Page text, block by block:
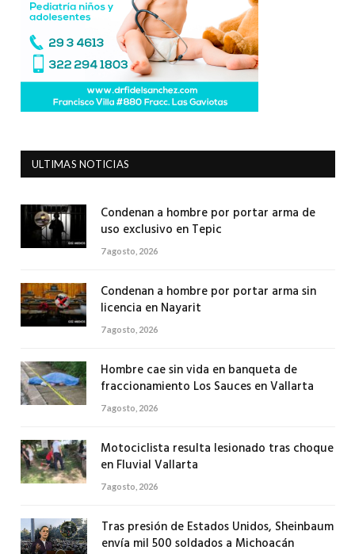
ULTIMAS NOTICIAS
Condenan a hombre por portar arma de
uso exclusivo en Tepic
7 agosto, 2026
Condenan a hombre por portar arma sin
licencia en Nayarit
7 agosto, 2026
Hombre cae sin vida en banqueta de
fraccionamiento Los Sauces en Vallarta
7 agosto, 2026
Motociclista resulta lesionado tras choque
en Fluvial Vallarta
7 agosto, 2026
Tras presión de Estados Unidos, Sheinbaum
envía mil 500 soldados a Michoacán